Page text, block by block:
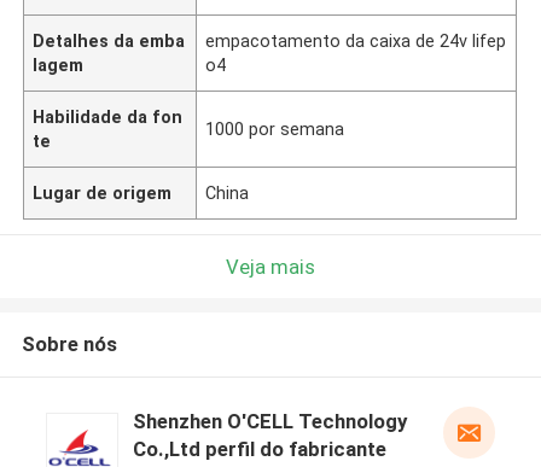
Detalhes da emba
lagem
empacotamento da caixa de 24v lifep
o4
Habilidade da fon
te
1000 por semana
Lugar de origem China
Veja mais
Sobre nós
Shenzhen O'CELL Technology
Co.,Ltd perfil do fabricante